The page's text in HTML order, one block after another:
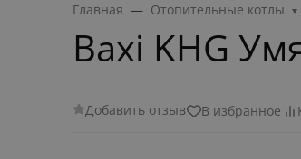
Главная Отопительные котлы
Baxi KHG
Добавить отзыв В избранное